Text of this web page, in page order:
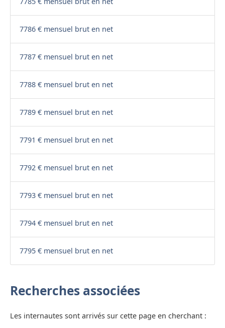
7786 € mensuel brut en net
7787 € mensuel brut en net
7788 € mensuel brut en net
7789 € mensuel brut en net
7791 € mensuel brut en net
7792 € mensuel brut en net
7793 € mensuel brut en net
7794 € mensuel brut en net
7795 € mensuel brut en net
Recherches associées
Les internautes sont arrivés sur cette page en cherchant :